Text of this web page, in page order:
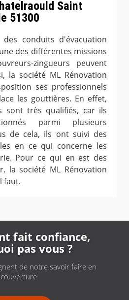
Saint
51300
conduits d'évacuation
des différentes missions
zingueurs peuvent
la société ML Rénovation
ses professionnels
les gouttières. En effet,
sont très qualifiés, car ils
parmi plusieurs
de cela, ils ont suivi des
en ce qui concerne les
Pour ce qui en est des
la société ML Rénovation
faut.
fait confiance,
pas vous ?
de notre savoir faire en
couverture